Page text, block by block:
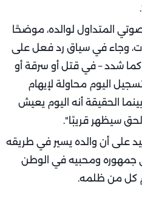
المتداول لوالده، موضحًا
إلى ما بين 5 و7 سنوات، وجاء في سياق رد فعل على
شدد – في قتل أو سرقة أو
اليوم محاولة لإيهام
الحقيقة أنه اليوم يعيش
سيظهر قريبًا".
على أن والده يسير في طريقه
جمهوره ومحبيه في الوطن
كل من ظلمه.